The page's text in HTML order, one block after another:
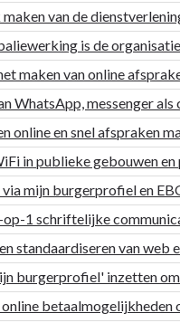
van de
is de
maken van online
WhatsApp, messenger
online en snel afspraken
in publieke gebouwen
via mijn burgerprofiel en
op-1 schriftelijke
standaardiseren van web
burgerprofiel' inzetten
betaalmogelijkheden